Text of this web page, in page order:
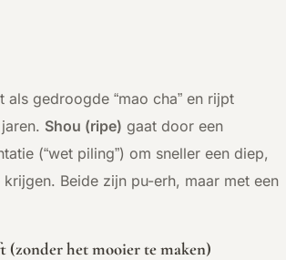
als gedroogde “mao cha” en rijpt
Shou (ripe) gaat door een
(“wet piling”) om sneller een diep,
Beide zijn pu-erh, maar met een
(zonder het mooier te maken)